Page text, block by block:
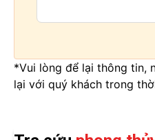
*Vui lòng để lại thông tin,
lại với quý khách trong